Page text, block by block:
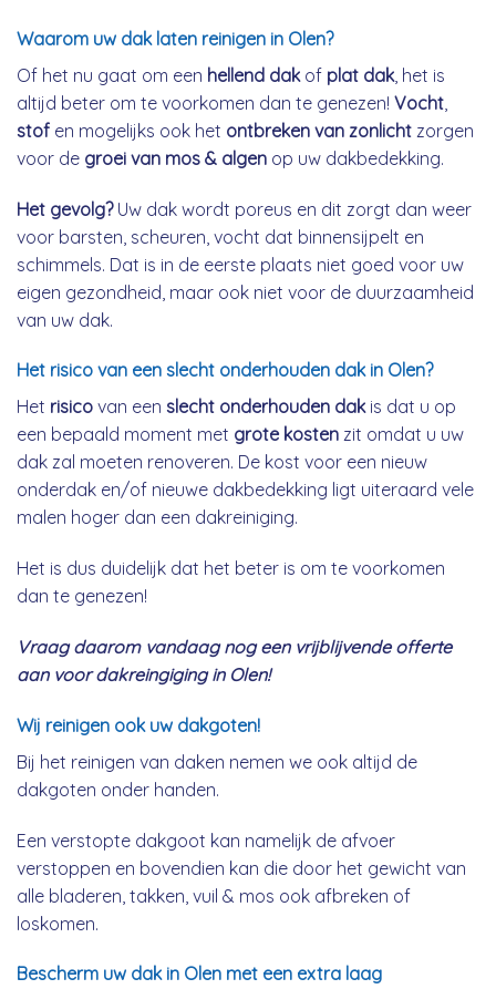
Waarom uw dak laten reinigen in Olen?
Of het nu gaat om een hellend dakof plat dak, het is
altijd beter om te voorkomen dan te genezen! Vocht
stof en mogelijks ook het ontbreken van zonlicht zorgen
voor de groei van mos & algen op uw dakbedekking.
Het gevolg?Uw dak wordt poreus en dit zorgt dan weer
voor barsten, scheuren, vocht dat binnensijpelt en
schimmels. Dat is in de eerste plaats niet goed voor uw
eigen gezondheid, maar ook niet voor de duurzaamheid
van uw dak.
Het risico van een slecht onderhouden dak in Olen?
Het risico van een slecht onderhouden dakis dat u op
een bepaald moment met grote kosten zit omdat u uw
dak zal moeten renoveren. De kost voor een nieuw
onderdak en/of nieuwe dakbedekking ligt uiteraard vele
malen hoger dan een dakreiniging.
Het is dus duidelijk dat het beter is om te voorkomen
dan te genezen!
Vraag daarom vandaag nog een vrijblijvende offerte
aan voor dakreingiging in Olen!
Wij reinigen ook uw dakgoten!
Bij het reinigen van daken nemen we ook altijd de
dakgoten onder handen.
Een verstopte dakgoot kan namelijk de afvoer
verstoppen en bovendien kan die door het gewicht van
alle bladeren, takken, vuil & mos ook afbreken of
loskomen.
Bescherm uw dak in Olen met een extra laag